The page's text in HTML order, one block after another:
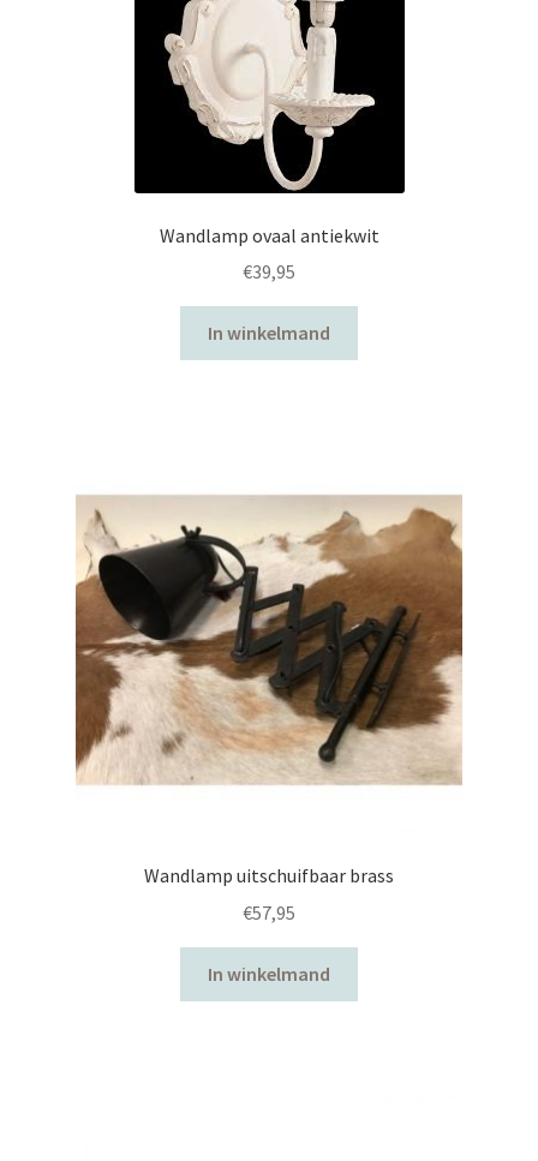
Wandlamp ovaal antiekwit
€39,95
In winkelmand
Wandlamp uitschuifbaar brass
€57,95
In winkelmand